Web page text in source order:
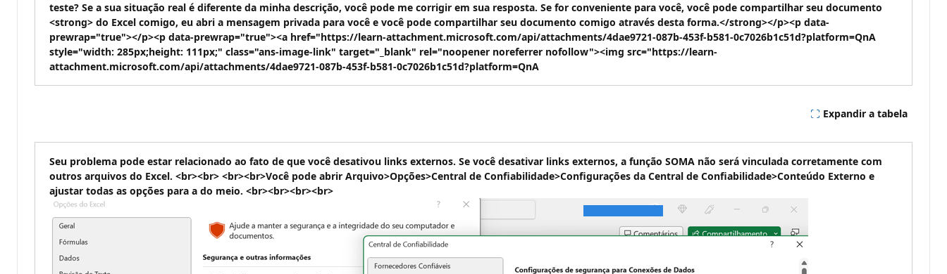
teste? Se a sua situação real é diferente da minha descrição, você pode me corrigir em sua resposta. Se for conveniente para você, você pode compartilhar seu documento
<strong> do Excel comigo, eu abri a mensagem privada para você e você pode compartilhar seu documento comigo através desta forma.</strong></p><p data-
prewrap="true"></p><p data-prewrap="true"><a href="https://learn-attachment.microsoft.com/api/attachments/4dae9721-087b-453f-b581-0c7026b1c51d?platform=QnA
style="width: 285px;height: 111px;" class="ans-image-link" target="_blank" rel="noopener noreferrer nofollow"><img src="https://learn-
attachment.microsoft.com/api/attachments/4dae9721-087b-453f-b581-0c7026b1c51d?platform=QnA
Expandir a tabela
Seu problema pode estar relacionado ao fato de que você desativou links externos. Se você desativar links externos, a função SOMA não será vinculada corretamente com
outros arquivos do Excel. <br><br> <br><br>Você pode abrir Arquivo>Opções>Central de Confiabilidade>Configurações da Central de Confiabilidade>Conteúdo Externo e
ajustar todas as opções para a do meio. <br><br><br><br>